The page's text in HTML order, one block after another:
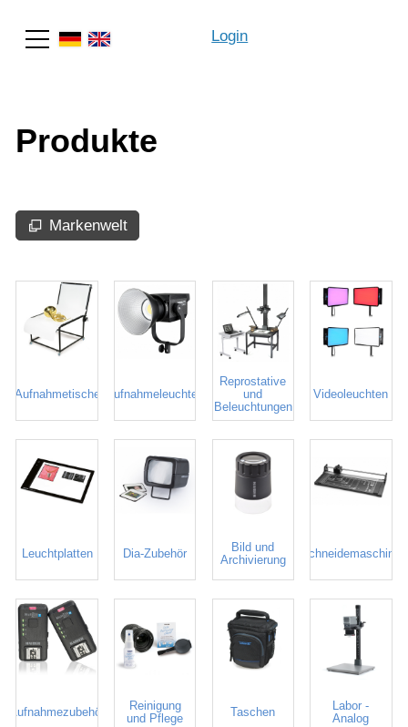
Login
Produkte
Markenwelt
Aufnahmetische Aufnahmeleuchten
Reprostative
und
Beleuchtungen
Videoleuchten
Leuchtplatten Dia-Zubehör
Bild und
Archivierung
Schneidemaschine
Aufnahmezubehör
Reinigung
und Pflege
Taschen
Labor -
Analog